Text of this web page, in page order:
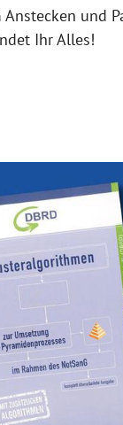
Anstecken und
Ihr Alles!